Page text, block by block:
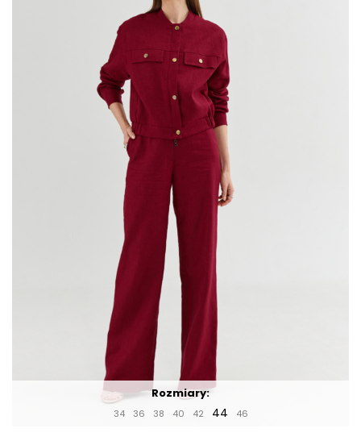
Rozmiary:
34 36 38 40 42 44 46